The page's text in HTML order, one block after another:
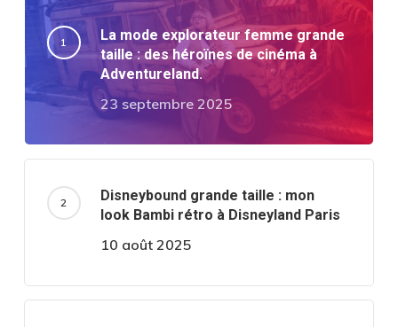
La mode explorateur femme grande
taille : des héroïnes de cinéma à
Adventureland.
23 septembre 2025
Disneybound grande taille : mon
look Bambi rétro à Disneyland Paris
10 août 2025